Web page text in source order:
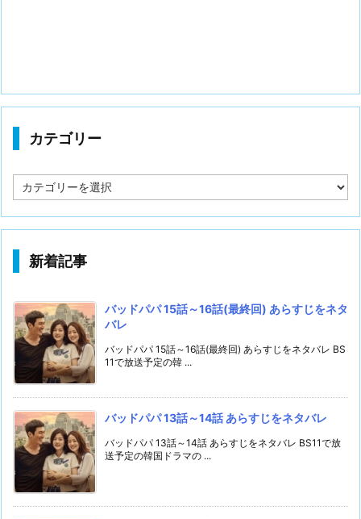
カテゴリー
テ
リ
新着記事
バッドパパ 15話～16話(最終回) あらすじをネタ
バレ
バッドパパ 15話～16話(最終回) あらすじをネタバレ BS
11で放送予定の韓 ...
バッドパパ 13話～14話 あらすじをネタバレ
バッドパパ 13話～14話 あらすじをネタバレ BS11で放
送予定の韓国ドラマの ...